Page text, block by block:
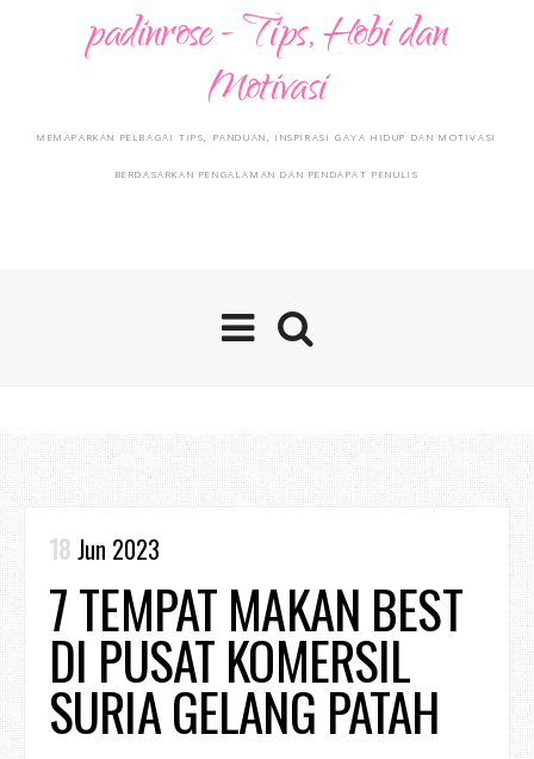
padinrose - Tips, Hobi dan
Motivasi
MEMAPARKAN PELBAGAI TIPS, PANDUAN, INSPIRASI GAYA HIDUP DAN MOTIVASI
BERDASARKAN PENGALAMAN DAN PENDAPAT PENULIS
18 Jun 2023
7 TEMPAT MAKAN BEST
DI PUSAT KOMERSIL
SURIA GELANG PATAH